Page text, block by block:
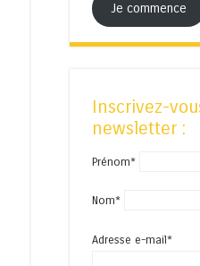
Je commence
Inscrivez-
newsletter :
Prénom*
Nom*
Adresse e-mail*